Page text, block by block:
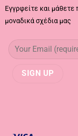
Εγγρφείτε και μάθετε
μοναδικά σχέδια μας